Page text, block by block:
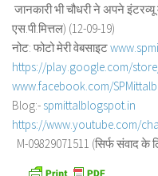
जानकारी भी चौधरी ने अपने इंटरव्यू
एस.पी.मित्तल) (12-09-19)
नोट: फोटो मेरी वेबसाइट
https://play.google.com/
www.facebook.com/
Blog:- spmittalblogspot.in
https://www.youtube.com/
M-09829071511 (सिर्फ संवाद के